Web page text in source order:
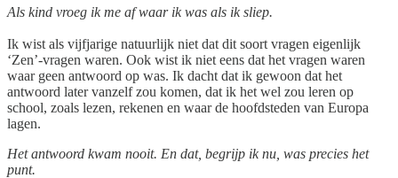
Als kind vroeg ik me af waar ik was als ik sliep.
Ik wist als vijfjarige natuurlijk niet dat dit soort vragen eigenlijk
‘Zen’-vragen waren. Ook wist ik niet eens dat het vragen waren
waar geen antwoord op was. Ik dacht dat ik gewoon dat het
antwoord later vanzelf zou komen, dat ik het wel zou leren op
school, zoals lezen, rekenen en waar de hoofdsteden van Europa
lagen.
Het antwoord kwam nooit. En dat, begrijp ik nu, was precies het
punt.